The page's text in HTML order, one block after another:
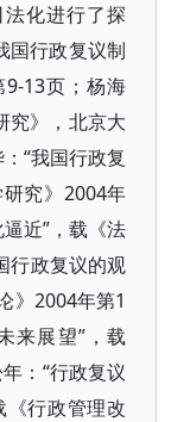
化进行了探
国行政复议制
13页；杨海
究》，北京大
“我国行政复
究》2004年
近”，载《法
行政复议的观
》2004年第1
来展望”，载
：“行政复议
《行政管理改